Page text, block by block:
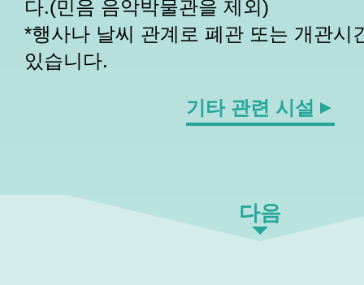
다.(민음 음악박물관을 제외)
*행사나 날씨 관계로 폐관 또는 개관시
있습니다.
기타 관련 시설
다음